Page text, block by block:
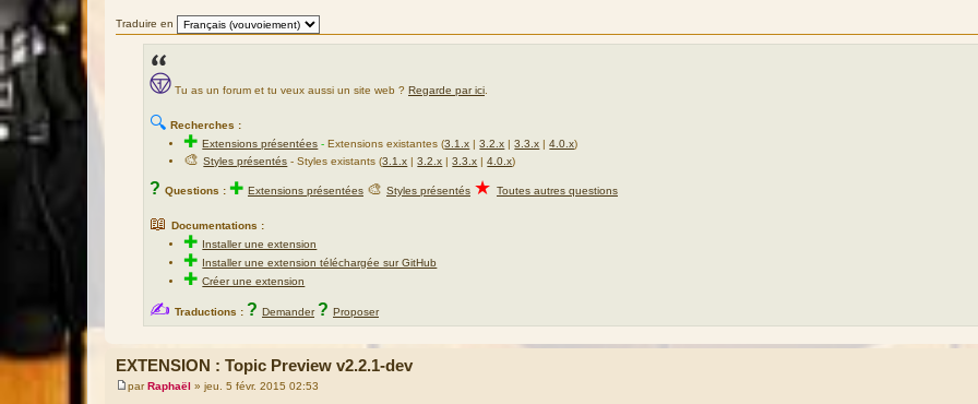
Traduire en
Tu as un forum et tu veux aussi un site web ? Regarde par ici
🔍 Recherches :
✚Extensions présentées -Extensions existantes (3.1.x |3.2.x |3.3.x |4.0.x)
🎨Styles présentés - Styles existants (3.1.x |3.2.x |3.3.x |4.0.x)
? Questions : ✚ Extensions présentées 🎨 Styles présentés ★ Toutes autres questions
📖 Documentations :
✚ Installer une extension
✚ Installer une extension téléchargée sur GitHub
✚Créer une extension
✍ Traductions : ? Demander ? Proposer
EXTENSION : Topic Preview v2.2.1-dev
M
parRaphaël » jeu. 5 févr. 2015 02:53